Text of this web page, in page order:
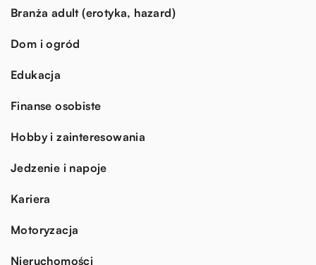
Branża adult (erotyka, hazard)
Dom i ogród
Edukacja
Finanse osobiste
Hobby i zainteresowania
Jedzenie i napoje
Kariera
Motoryzacja
Nieruchomości